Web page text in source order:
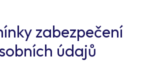
zabezpečení
údajů